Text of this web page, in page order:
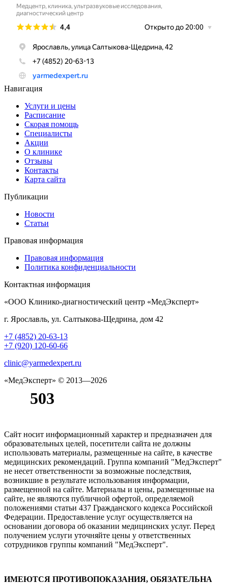
Навигация
Услуги и цены
Расписание
Скорая помощь
Специалисты
Акции
О клинике
Отзывы
Контакты
Карта сайта
Публикации
Новости
Статьи
Правовая информация
Правовая информация
Политика конфиденциальности
Контактная информация
«ООО Клинико-диагностический центр «МедЭксперт»
г. Ярославль, ул. Салтыкова-Щедрина, дом 42
+7 (4852) 20-63-13
+7 (920) 120-60-66
clinic@yarmedexpert.ru
«МедЭксперт» © 2013—2026
Сайт носит информационный характер и предназначен для
образовательных целей, посетители сайта не должны
использовать материалы, размещенные на сайте, в качестве
медицинских рекомендаций. Группа компаний "МедЭксперт"
не несет ответственности за возможные последствия,
возникшие в результате использования информации,
размещенной на сайте. Материалы и цены, размещенные на
сайте, не являются публичной офертой, определяемой
положениями статьи 437 Гражданского кодекса Российской
Федерации. Предоставление услуг осуществляется на
основании договора об оказании медицинских услуг. Перед
получением услуги уточняйте цены у ответственных
сотрудников группы компаний "МедЭксперт".
ИМЕЮТСЯ ПРОТИВОПОКАЗАНИЯ, ОБЯЗАТЕЛЬНА